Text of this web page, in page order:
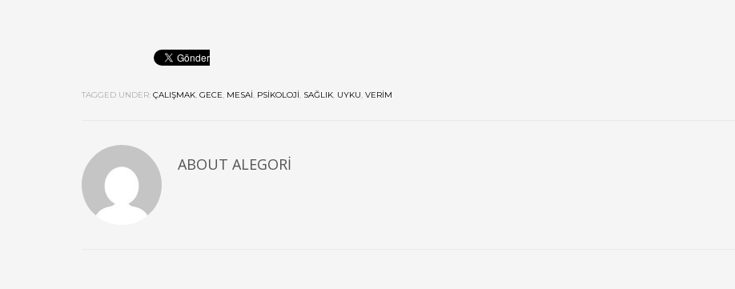
TAGGED UNDER: ÇALIŞMAK, GECE, MESAI, PSIKOLOJI, SAĞLIK, UYKU, VERIM
ABOUT ALEGORI